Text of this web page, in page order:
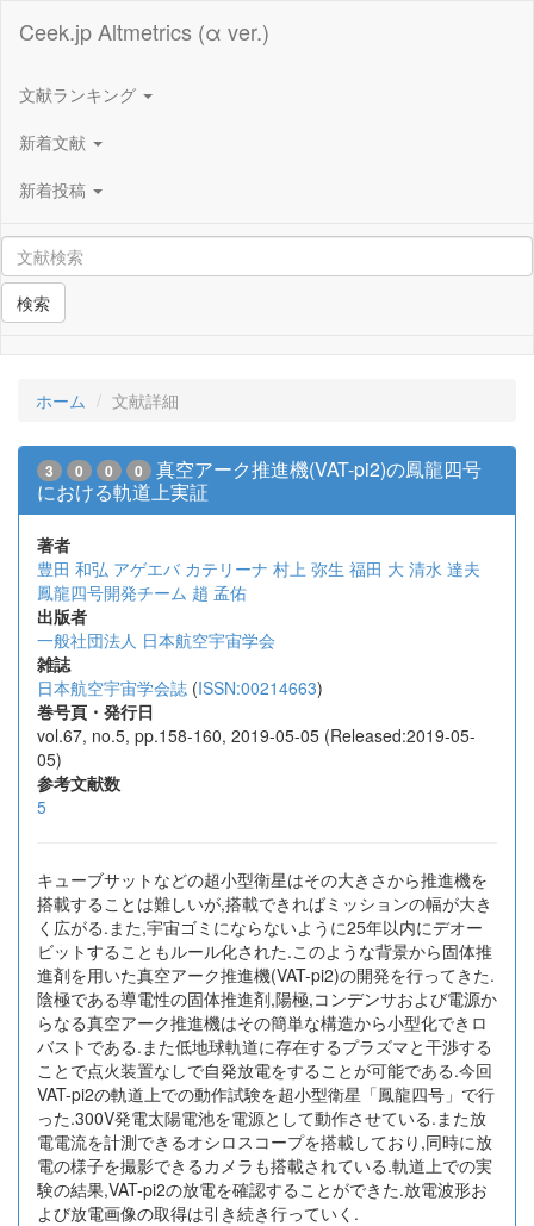
Ceek.jp Altmetrics (α ver.)
文献ランキング
新着文献
新着投稿
検索
ホーム 文献詳細
3 0 0 0
真空アーク推進機(VAT-pi2)の鳳龍四号
における軌道上実証
著者
豊田 和弘 アゲエバ カテリーナ 村上 弥生 福田 大 清水 達夫
鳳龍四号開発チーム 趙 孟佑
出版者
一般社団法人 日本航空宇宙学会
雑誌
日本航空宇宙学会誌 (ISSN:00214663)
巻号頁・発行日
vol.67, no.5, pp.158-160, 2019-05-05 (Released:2019-05-
05)
参考文献数
5
キューブサットなどの超小型衛星はその大きさから推進機を
搭載することは難しいが,搭載できればミッションの幅が大き
く広がる.また,宇宙ゴミにならないように25年以内にデオー
ビットすることもルール化された.このような背景から固体推
進剤を用いた真空アーク推進機(VAT-pi2)の開発を行ってきた.
陰極である導電性の固体推進剤,陽極,コンデンサおよび電源か
らなる真空アーク推進機はその簡単な構造から小型化できロ
バストである.また低地球軌道に存在するプラズマと干渉する
ことで点火装置なしで自発放電をすることが可能である.今回
VAT-pi2の軌道上での動作試験を超小型衛星「鳳龍四号」で行
った.300V発電太陽電池を電源として動作させている.また放
電電流を計測できるオシロスコープを搭載しており,同時に放
電の様子を撮影できるカメラも搭載されている.軌道上での実
験の結果,VAT-pi2の放電を確認することができた.放電波形お
よび放電画像の取得は引き続き行っていく.